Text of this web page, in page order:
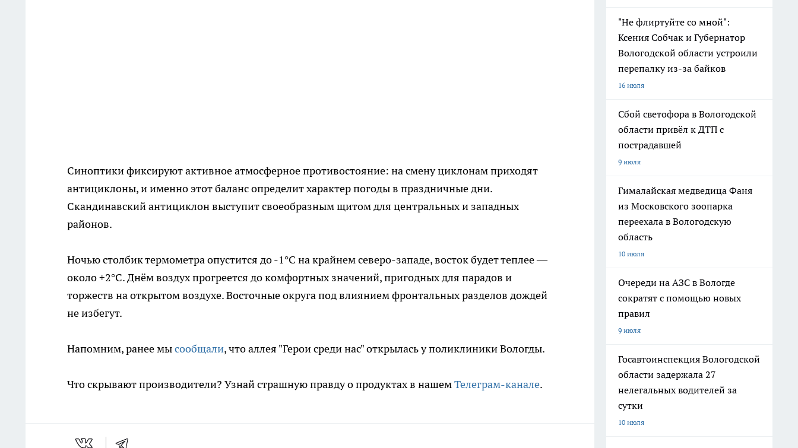
Синоптики фиксируют активное атмосферное противостояние: на смену циклонам приходят
антициклоны, и именно этот баланс определит характер погоды в праздничные дни.
Скандинавский антициклон выступит своеобразным щитом для центральных и западных
районов.
Ночью столбик термометра опустится до -1°C на крайнем северо-западе, восток будет теплее —
около +2°C. Днём воздух прогреется до комфортных значений, пригодных для парадов и
торжеств на открытом воздухе. Восточные округа под влиянием фронтальных разделов дождей
не избегут.
Напомним, ранее мысообщали, что аллея "Герои среди нас" открылась у поликлиники Вологды.
Что скрывают производители? Узнай страшную правду о продуктах в нашемТелеграм-канале.
"Не флиртуйте со мной":
Ксения Собчак и Губернатор
Вологодской области устроили
перепалку из-за байков
16 июля
Сбой светофора в Вологодской
области привёл к ДТП с
пострадавшей
9 июля
Гималайская медведица Фаня
из Московского зоопарка
переехала в Вологодскую
область
10 июля
Очереди на АЗС в Вологде
сократят с помощью новых
правил
9 июля
Госавтоинспекция Вологодской
области задержала 27
нелегальных водителей за
сутки
10 июля